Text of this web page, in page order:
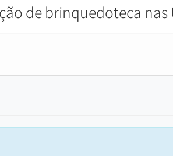
de brinquedoteca nas